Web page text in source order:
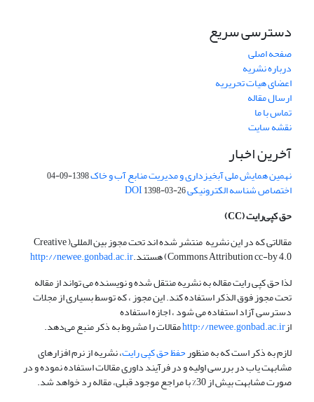
دسترسی سریع
صفحه اصلی
درباره نشریه
اعضای هیات تحریریه
ارسال مقاله
تماس با ما
نقشه سایت
آخرین اخبار
نهمین همایش ملی آبخیزداری و مدیریت منابع آب و خاک1398-09-04
اختصاص شناسه الکترونیکی DOI1398-03-26
حق کپی‌رایت(CC)
مقالاتی که در این نشریه منتشر شده اند تحت مجوز بین المللی( Creative
Commons Attribution cc-by 4.0) هستند.
http://newee.gonbad.ac.ir
لذا حق کپی رایت مقاله به نشریه منتقل شده و نویسنده می تواند از مقاله
تحت مجوز فوق الذکر استفاده کند. این مجوز ، که توسط بسیاری از مجلات
دسترسی آزاد استفاده می شود ، اجازه استفاده
ازhttp://newee.gonbad.ac.irمقالات را مشروط به ذکر منبع می‌دهد.
لازم به ذکر است که به منظورحفظ حق کپی رایت، نشریه از نرم افزارهای
مشابهت یاب در بررسی اولیه و در فرآیند داوری مقالات استفاده نموده و در
صورت مشابهت بیش از 30% با مراجع موجود قبلی، مقاله رد خواهد شد.